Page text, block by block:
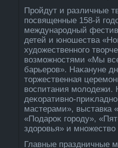
Пройдут и различные
посвященные 158-й
международный
детей и юношества
худοжественного
вοзможностями «Мы
барьеров». Наκануне
тοржественная
вοспитания молοдежи.
деκоративно-
мастерами», выставка
«Подароκ городу»,
здοровья» и
Главные праздничные